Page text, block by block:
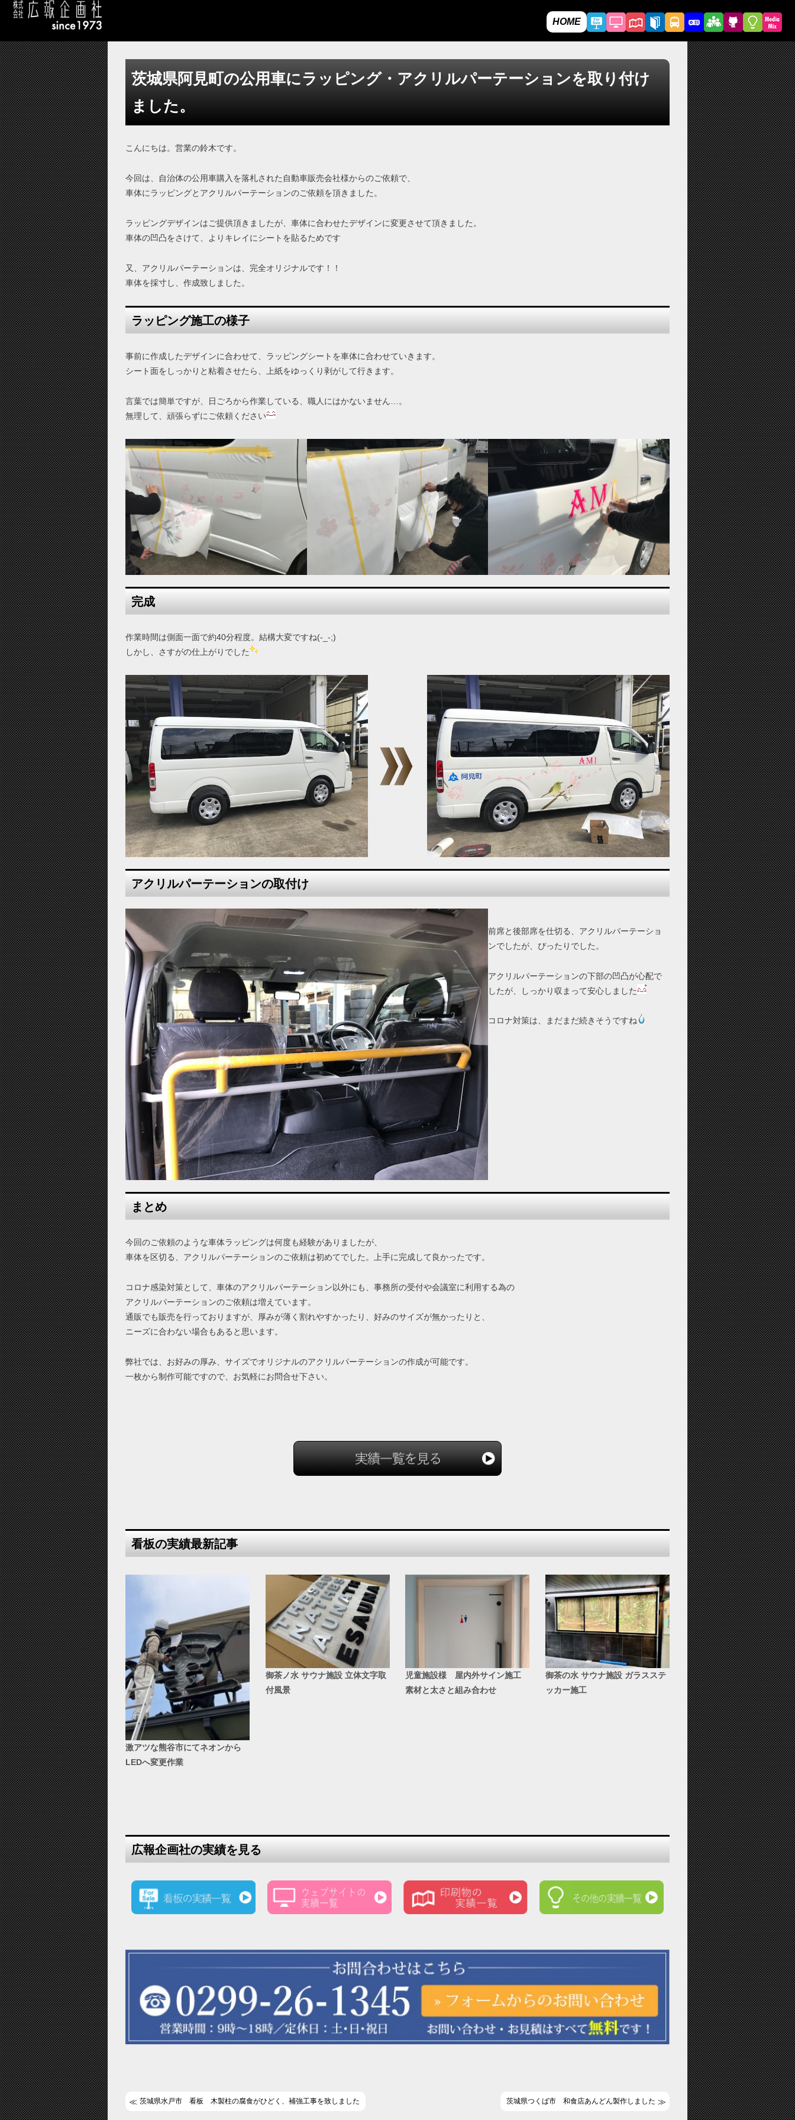
HOME
茨城県阿見町の公用車にラッピング・アクリルパーテーションを取り付け
ました。
こんにちは。営業の鈴木です。
今回は、自治体の公用車購入を落札された自動車販売会社様からのご依頼で、
車体にラッピングとアクリルパーテーションのご依頼を頂きました。
ラッピングデザインはご提供頂きましたが、車体に合わせたデザインに変更させて頂きました。
車体の凹凸をさけて、よりキレイにシートを貼るためです
又、アクリルパーテーションは、完全オリジナルです！！
車体を採寸し、作成致しました。
ラッピング施工の様子
事前に作成したデザインに合わせて、ラッピングシートを車体に合わせていきます。
シート面をしっかりと粘着させたら、上紙をゆっくり剥がして行きます。
言葉では簡単ですが、日ごろから作業している、職人にはかないません…。
無理して、頑張らずにご依頼ください
完成
作業時間は側面一面で約40分程度。結構大変ですね(-_-;)
しかし、さすがの仕上がりでした
アクリルパーテーションの取付け
前席と後部席を仕切る、アクリルパーテーショ
ンでしたが、ぴったりでした。
アクリルパーテーションの下部の凹凸が心配で
したが、しっかり収まって安心しました
コロナ対策は、まだまだ続きそうですね
まとめ
今回のご依頼のような車体ラッピングは何度も経験がありましたが、
車体を区切る、アクリルパーテーションのご依頼は初めてでした。上手に完成して良かったです。
コロナ感染対策として、車体のアクリルパーテーション以外にも、事務所の受付や会議室に利用する為の
アクリルパーテーションのご依頼は増えています。
通販でも販売を行っておりますが、厚みが薄く割れやすかったり、好みのサイズが無かったりと、
ニーズに合わない場合もあると思います。
弊社では、お好みの厚み、サイズでオリジナルのアクリルパーテーションの作成が可能です。
一枚から制作可能ですので、お気軽にお問合せ下さい。
看板の実績最新記事
激アツな熊谷市にてネオンから
LEDへ変更作業
御茶ノ水 サウナ施設 立体文字取
付風景
児童施設様 屋内外サイン施工
素材と太さと組み合わせ
御茶の水 サウナ施設 ガラスステ
ッカー施工
広報企画社の実績を見る
茨城県水戸市 看板 木製柱の腐食がひどく、補強工事を致しました 茨城県つくば市 和食店あんどん製作しました